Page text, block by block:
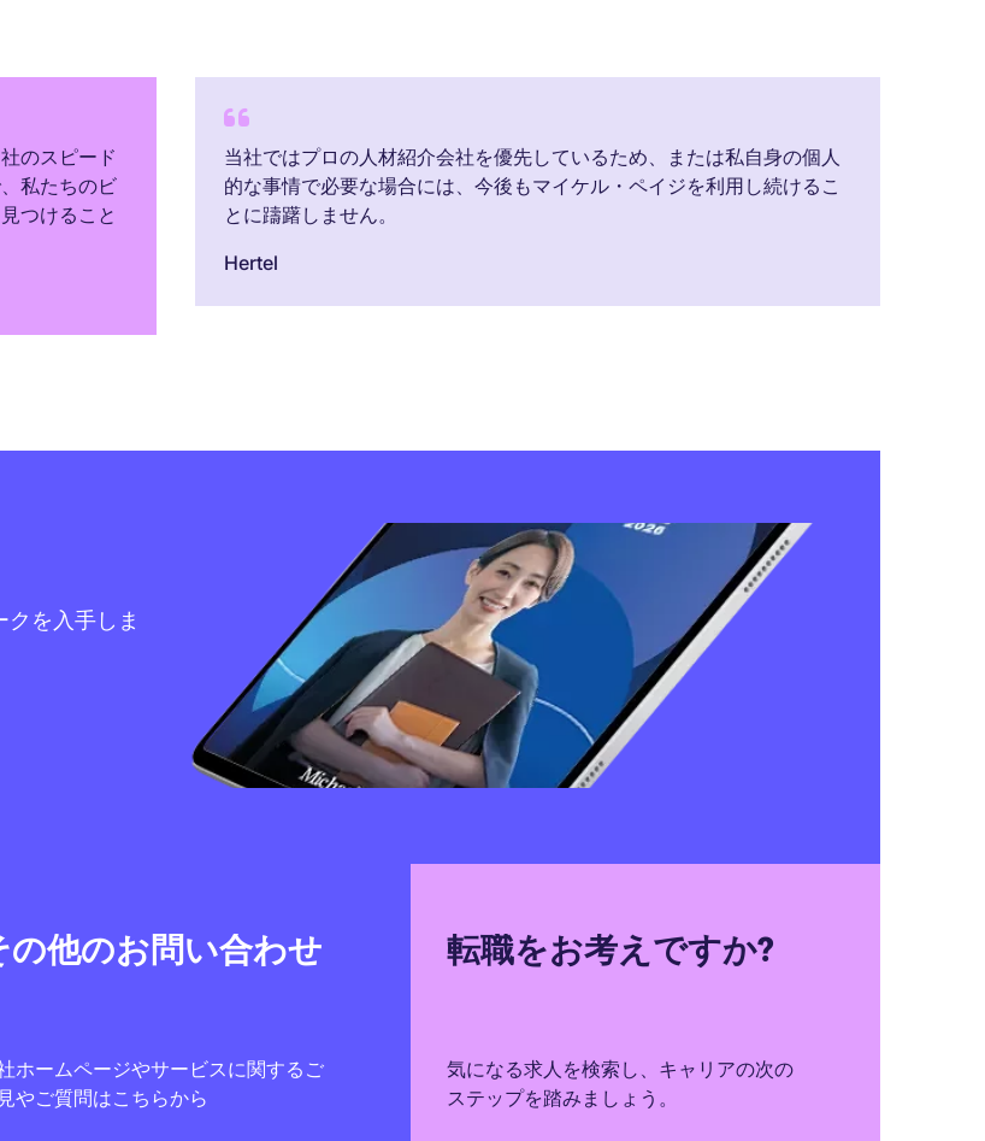
のスピード
私たちのビ
つけること
当社ではプロの人材紹介会社を優先しているため、または私自身の個人
的な事情で必要な場合には、今後もマイケル・ペイジを利用し続けるこ
とに躊躇しません。
Hertel
を入手しま
の他のお問い合わせ
ホームページやサービスに関するご
やご質問はこちらから
転職をお考えですか?
気になる求人を検索し、キャリアの次の
ステップを踏みましょう。